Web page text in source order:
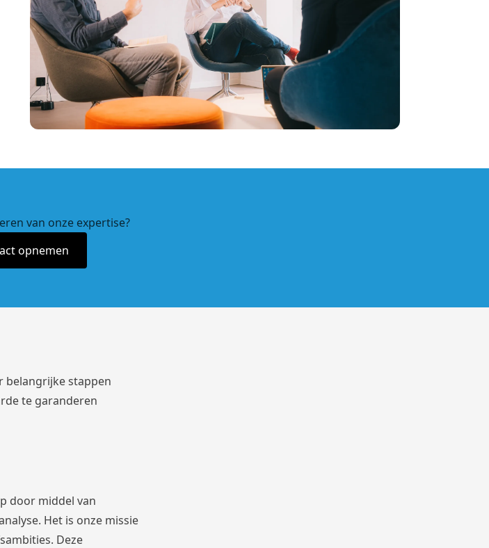
van onze expertise?
opnemen
belangrijke stappen
te garanderen
door middel van
Het is onze missie
Deze